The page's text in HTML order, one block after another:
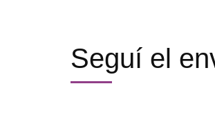
Seguí el